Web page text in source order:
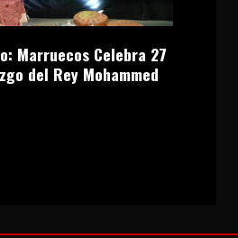
Marruecos Celebra 27
del Rey Mohammed